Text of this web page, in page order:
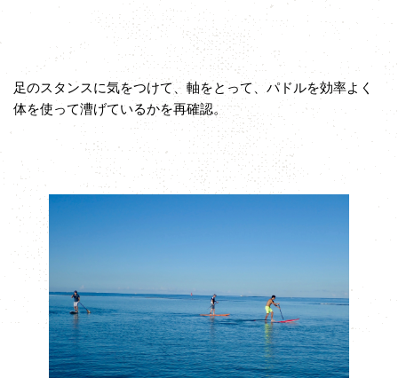
足のスタンスに気をつけて、軸をとって、パドルを効率よく
体を使って漕げているかを再確認。